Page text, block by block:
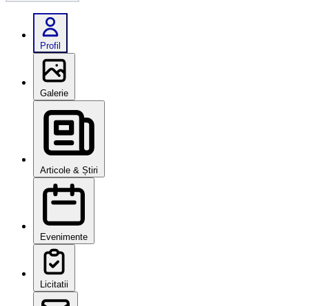
Profil
Galerie
Articole & Știri
Evenimente
Licitatii